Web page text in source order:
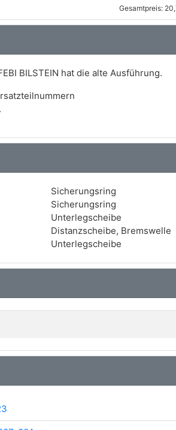
Gesamtpreis:
BILSTEIN hat die alte Ausführung.
Sicherungsring
Sicherungsring
Unterlegscheibe
Distanzscheibe, Bremswelle
Unterlegscheibe